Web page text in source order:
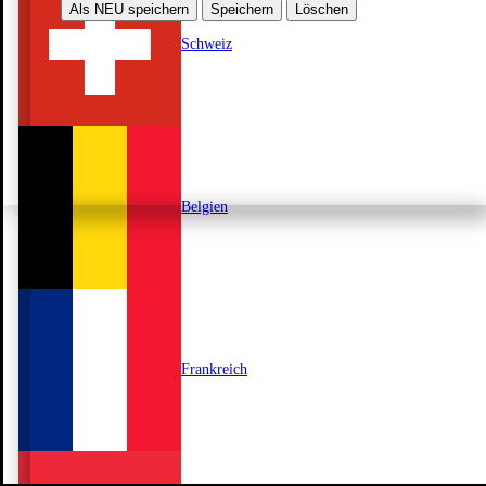
Als NEU speichern Speichern Löschen
Schweiz
Belgien
Frankreich